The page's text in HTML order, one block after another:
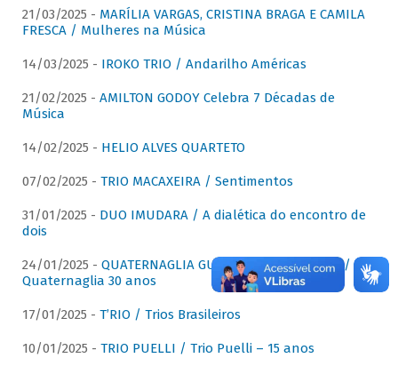
21/03/2025 - MARÍLIA VARGAS, CRISTINA BRAGA E CAMILA
FRESCA / Mulheres na Música
14/03/2025 - IROKO TRIO / Andarilho Américas
21/02/2025 - AMILTON GODOY Celebra 7 Décadas de
Música
14/02/2025 - HELIO ALVES QUARTETO
07/02/2025 - TRIO MACAXEIRA / Sentimentos
31/01/2025 - DUO IMUDARA / A dialética do encontro de
dois
24/01/2025 - QUATERNAGLIA GUITAR QUARTET (QGQ) /
Quaternaglia 30 anos
17/01/2025 - T’RIO / Trios Brasileiros
10/01/2025 - TRIO PUELLI / Trio Puelli – 15 anos